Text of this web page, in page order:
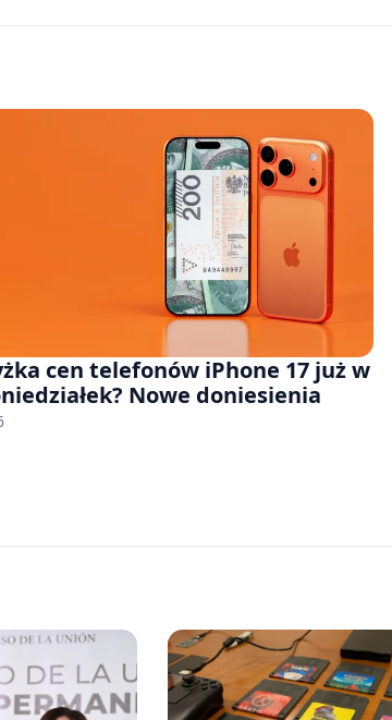
cen telefonów iPhone 17 już w
Nowe doniesienia